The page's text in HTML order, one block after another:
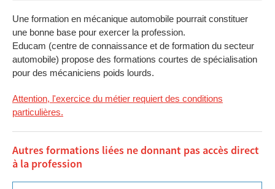
Une formation en mécanique automobile pourrait constituer
une bonne base pour exercer la profession.
Educam (centre de connaissance et de formation du secteur
automobile) propose des formations courtes de spécialisation
pour des mécaniciens poids lourds.
Attention, l'exercice du métier requiert des conditions
particulières.
Autres formations liées ne donnant pas accès direct
à la profession